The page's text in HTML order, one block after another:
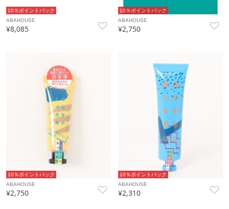
10％ポイントバック
ABAHOUSE
¥8,085
10％ポイントバック
ABAHOUSE
¥2,750
10％ポイントバック
ABAHOUSE
¥2,750
10％ポイントバック
ABAHOUSE
¥2,310